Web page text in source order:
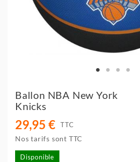
Ballon NBA New York
Knicks
29,95 € TTC
Nos tarifs sont TTC
Disponible